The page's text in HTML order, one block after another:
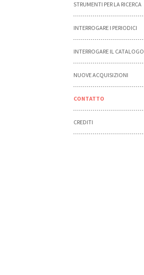
STRUMENTI PER LA RICERCA
INTERROGARE I PERIODICI
INTERROGARE IL CATALOGO
NUOVE ACQUISIZIONI
CONTATTO
CREDITI